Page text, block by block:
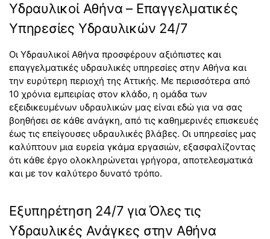
Υδραυλικοί Αθήνα – Επαγγελματικές
Υπηρεσίες Υδραυλικών 24/7
Οι Υδραυλικοί Αθήνα προσφέρουν αξιόπιστες και
επαγγελματικές υδραυλικές υπηρεσίες στην Αθήνα και
την ευρύτερη περιοχή της Αττικής. Με περισσότερα από
10 χρόνια εμπειρίας στον κλάδο, η ομάδα των
εξειδικευμένων υδραυλικών μας είναι εδώ για να σας
βοηθήσει σε κάθε ανάγκη, από τις καθημερινές επισκευές
έως τις επείγουσες υδραυλικές βλάβες. Οι υπηρεσίες μας
καλύπτουν μια ευρεία γκάμα εργασιών, εξασφαλίζοντας
ότι κάθε έργο ολοκληρώνεται γρήγορα, αποτελεσματικά
και με τον καλύτερο δυνατό τρόπο.
Εξυπηρέτηση 24/7 για Όλες τις
Υδραυλικές Ανάγκες στην Αθήνα